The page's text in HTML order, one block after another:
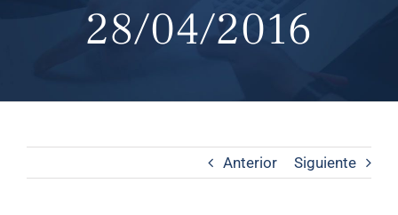
28/04/2016
Anterior Siguiente